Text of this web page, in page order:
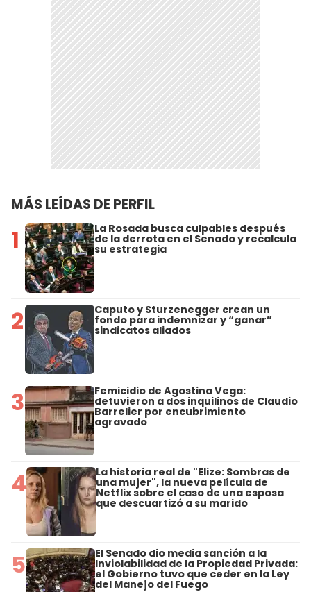
MÁS LEÍDAS DE PERFIL
1 La Rosada busca culpables después
de la derrota en el Senado y recalcula
su estrategia
2 Caputo y Sturzenegger crean un
fondo para indemnizar y “ganar”
sindicatos aliados
3 Femicidio de Agostina Vega:
detuvieron a dos inquilinos de Claudio
Barrelier por encubrimiento
agravado
4 La historia real de "Elize: Sombras de
una mujer", la nueva película de
Netflix sobre el caso de una esposa
que descuartizó a su marido
5 El Senado dio media sanción a la
Inviolabilidad de la Propiedad Privada:
el Gobierno tuvo que ceder en la Ley
del Manejo del Fuego